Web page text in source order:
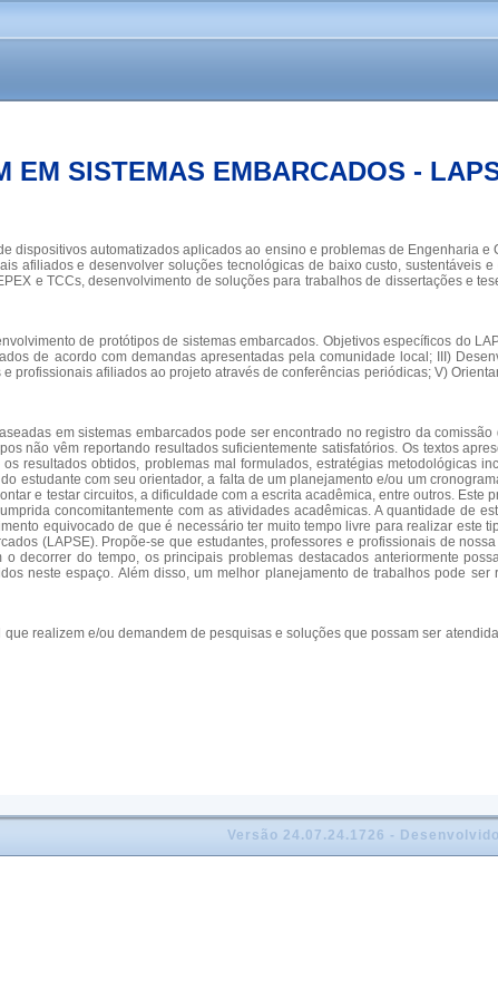
EM SISTEMAS EMBARCADOS -
automatizados aplicados ao ensino e problemas de Engenharia e
afiliados e desenvolver soluções tecnológicas de baixo custo, sustentáveis
e TCCs, desenvolvimento de soluções para trabalhos de dissertações e
de protótipos de sistemas embarcados. Objetivos específicos do
de acordo com demandas apresentadas pela comunidade local; III)
afiliados ao projeto através de conferências periódicas; V)
em sistemas embarcados pode ser encontrado no registro da
não vêm reportando resultados suficientemente satisfatórios. Os textos
resultados obtidos, problemas mal formulados, estratégias metodológicas
estudante com seu orientador, a falta de um planejamento e/ou um
e testar circuitos, a dificuldade com a escrita acadêmica, entre outros. Este
concomitantemente com as atividades acadêmicas. A quantidade de
equivocado de que é necessário ter muito tempo livre para realizar este
(LAPSE). Propõe-se que estudantes, professores e profissionais de
do tempo, os principais problemas destacados anteriormente
neste espaço. Além disso, um melhor planejamento de trabalhos pode
realizem e/ou demandem de pesquisas e soluções que possam ser
Versão 24.07.24.1726 -